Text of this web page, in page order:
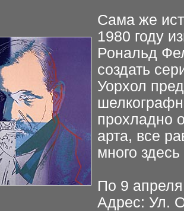
Сама же
1980 году
Рональд
создать
Уорхол
прохладно
арта, все
много
По 9
Адрес: Ул.